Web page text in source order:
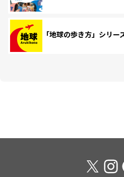
「地球の歩き方」シリー